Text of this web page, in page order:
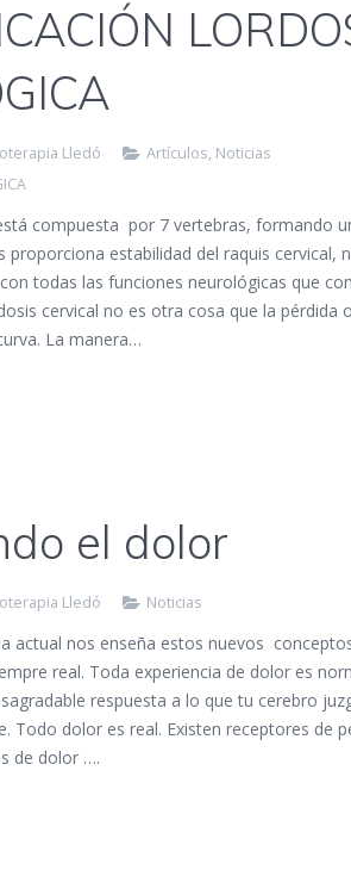
Lledó Artículos, Noticias
compuesta por 7 vertebras, formando
proporciona estabilidad del raquis cervical,
todas las funciones neurológicas que
cervical no es otra cosa que la pérdida
La manera…
el dolor
Lledó Noticias
actual nos enseña estos nuevos
real. Toda experiencia de dolor es
respuesta a lo que tu cerebro
Todo dolor es real. Existen receptores de
de dolor ….